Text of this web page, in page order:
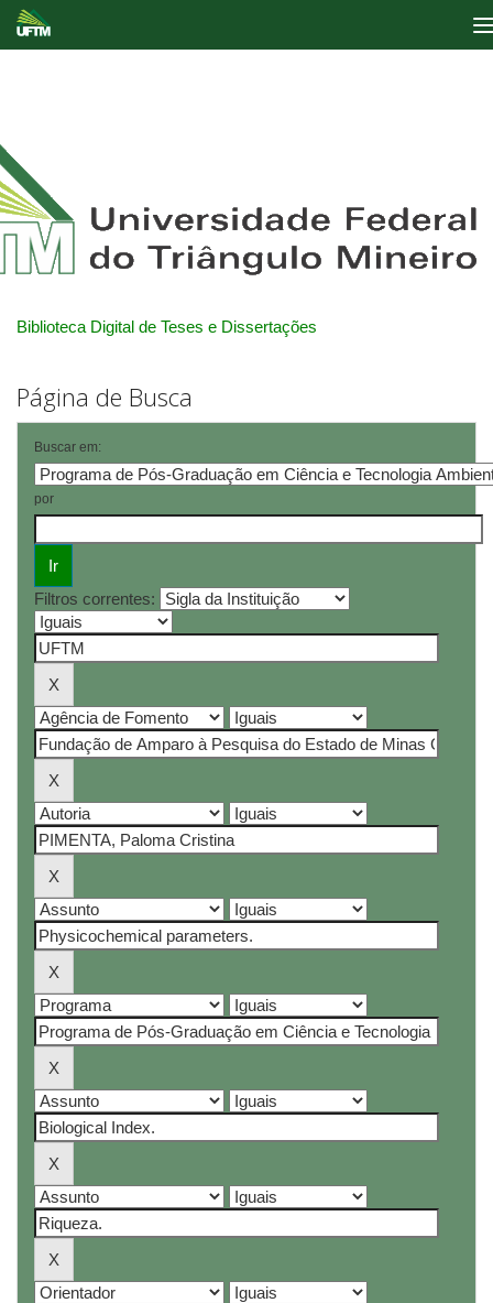
Biblioteca Digital de Teses e Dissertações
Página de Busca
Buscar em:
por
Filtros correntes: